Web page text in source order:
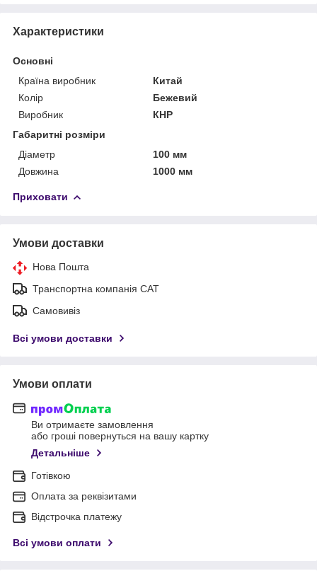
Характеристики
Основні
Країна виробник
Китай
Колір
Бежевий
Виробник
КНР
Габаритні розміри
Діаметр
100 мм
Довжина
1000 мм
Приховати
Умови доставки
Нова Пошта
Транспортна компанія САТ
Самовивіз
Всі умови доставки
Умови оплати
Ви отримаєте замовлення
або гроші повернуться на вашу картку
Детальніше
Готівкою
Оплата за реквізитами
Відстрочка платежу
Всі умови оплати